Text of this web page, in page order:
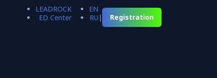
LEADROCK
ED Center
EN
RU | Registration